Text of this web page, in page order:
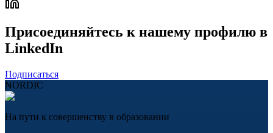
Присоединяйтесь к нашему профилю в
LinkedIn
Подписаться
NORDIC
На пути к совершенству в образовании